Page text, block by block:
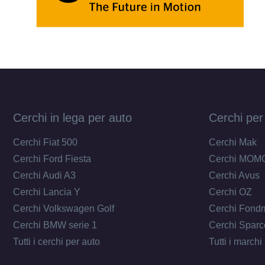
Cerchi in lega per auto
Cerchi Fiat 500
Cerchi Ford Fiesta
Cerchi Audi A3
Cerchi Lancia Y
Cerchi Volkswagen Golf
Cerchi BMW serie 1
Tutti i cerchi per auto
Cerchi
Cerchi Mak
Cerchi
Cerchi Avus
Cerchi OZ
Cerchi
Cerchi
Tutti i marchi